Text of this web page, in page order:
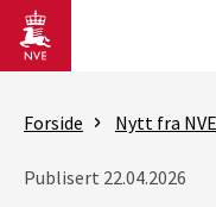
Gå til hovedinnhold
Forside Nytt fra NVE
Publisert 22.04.2026